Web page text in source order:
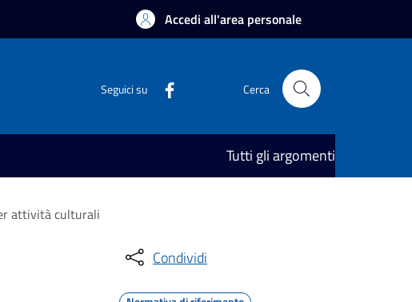
Accedi all'area personale
Seguici su Cerca
Tutti gli argomenti
attività culturali
Condividi